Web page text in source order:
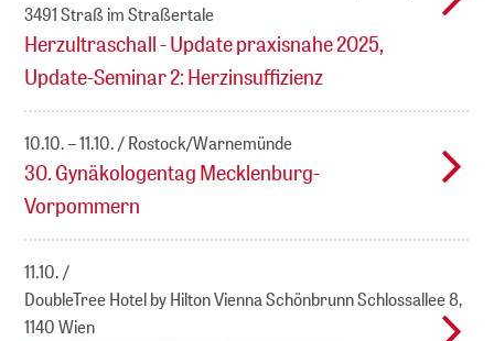
3491 Straß im Straßertale
Herzultraschall - Update praxisnahe 2025,
Update-Seminar 2: Herzinsuffizienz
10.10. – 11.10. Rostock/Warnemünde
30. Gynäkologentag Mecklenburg-
Vorpommern
11.10.
DoubleTree Hotel by Hilton Vienna Schönbrunn Schlossallee 8,
1140 Wien